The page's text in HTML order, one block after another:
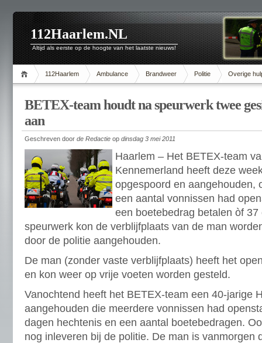
112Haarlem.NL
Altijd als eerste op de hoogte van het laatste nieuws!
112Haarlem Ambulance Brandweer Politie Overige
BETEX-team houdt na speurwerk twee
aan
Geschreven door de Redactie op dinsdag 3 mei 2011
Haarlem – Het BETEX-team
Kennemerland heeft deze
opgespoord en aangehouden,
een aantal vonnissen had
een boetebedrag betalen òf
speurwerk kon de verblijfplaats van de man
door de politie aangehouden.
De man (zonder vaste verblijfplaats) heeft het
en kon weer op vrije voeten worden gesteld.
Vanochtend heeft het BETEX-team een 40-jarige
aangehouden die meerdere vonnissen had
dagen hechtenis en een aantal boetebedragen.
nog inleveren bij de politie. De man is vanmorgen